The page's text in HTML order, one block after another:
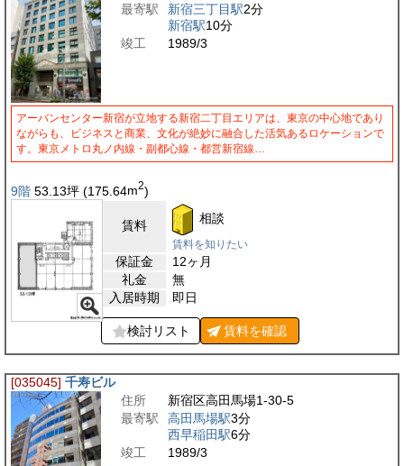
最寄駅
新宿三丁目駅2分
新宿駅10分
竣工
1989/3
アーバンセンター新宿が立地する新宿二丁目エリアは、東京の中心地であり
ながらも、ビジネスと商業、文化が絶妙に融合した活気あるロケーションで
す。東京メトロ丸ノ内線・副都心線・都営新宿線…
9階 53.13坪 (175.64m2)
賃料 相談
賃料を知りたい
保証金
12ヶ月
礼金
無
入居時期
即日
検討リスト 賃料を確認
[035045] 千寿ビル
住所
新宿区高田馬場1-30-5
最寄駅
高田馬場駅3分
西早稲田駅6分
竣工
1989/3